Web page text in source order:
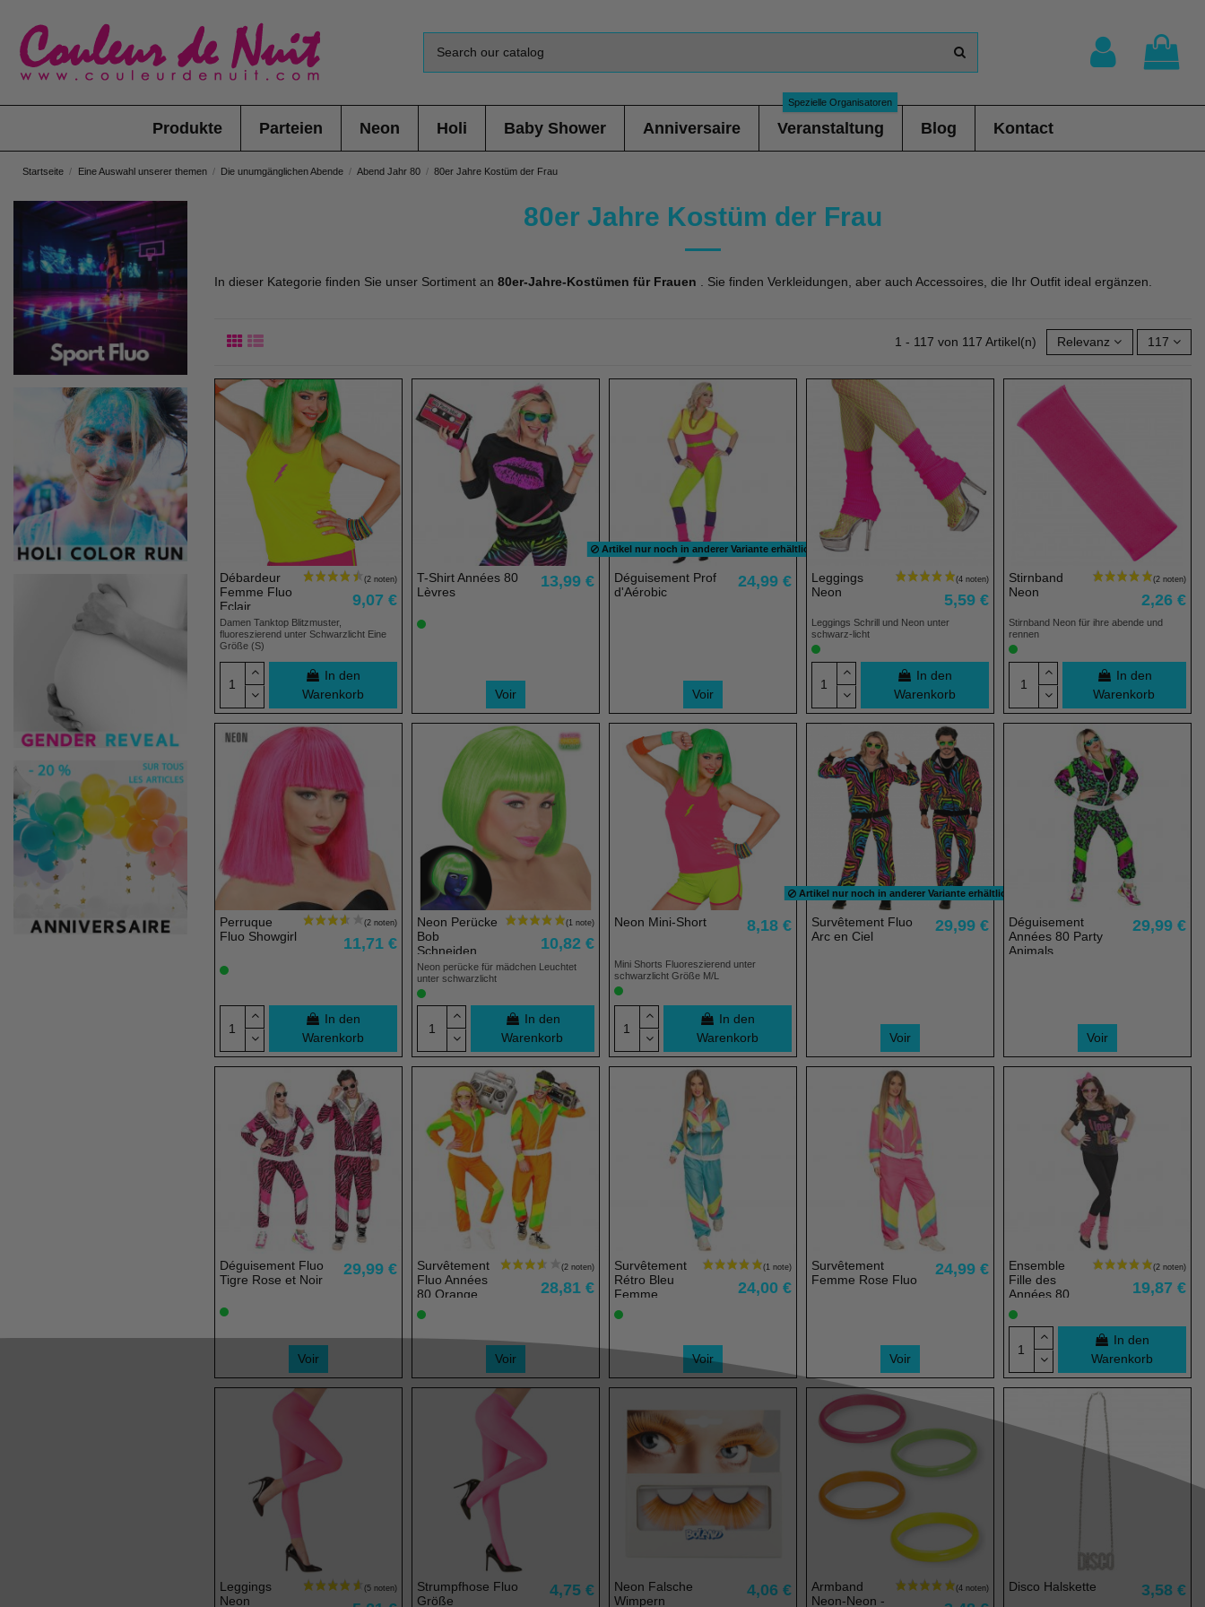
Produkte Parteien Neon Holi Baby Shower Anniversaire Veranstaltung
Spezielle Organisatoren
Blog Kontact
Startseite Eine Auswahl unserer themen Die unumgänglichen Abende Abend Jahr 80 80er Jahre Kostüm der Frau
80er Jahre Kostüm der Frau
In dieser Kategorie finden Sie unser Sortiment an 80er-Jahre-Kostümen für Frauen . Sie finden Verkleidungen, aber auch Accessoires, die Ihr Outfit ideal ergänzen.
1 - 117 von 117 Artikel(n) Relevanz 117
Débardeur
Femme Fluo
Eclair
9,07 €
Damen Tanktop Blitzmuster,
fluoreszierend unter Schwarzlicht Eine
Größe (S)
In den
Warenkorb
T-Shirt Années 80
Lèvres
13,99 €
Voir
Artikel nur noch in anderer Variante erhältlich
Déguisement Prof
d'Aérobic
24,99 €
Voir
Leggings
Neon
5,59 €
Leggings Schrill und Neon unter
schwarz-licht
In den
Warenkorb
Stirnband
Neon
2,26 €
Stirnband Neon für ihre abende und
rennen
In den
Warenkorb
Perruque
Fluo Showgirl
(2 noten)
11,71 €
In den
Warenkorb
Neon Perücke
Bob
Schneiden
(1 note)
10,82 €
Neon perücke für mädchen Leuchtet
unter schwarzlicht
In den
Warenkorb
Neon Mini-Short 8,18 €
Mini Shorts Fluoreszierend unter
schwarzlicht Größe M/L
In den
Warenkorb
Artikel nur noch in anderer Variante erhältlich
Survêtement Fluo
Arc en Ciel
29,99 €
Voir
Déguisement
Années 80 Party
Animals
29,99 €
Voir
Déguisement Fluo
Tigre Rose et Noir
29,99 €
Voir
Survêtement
Fluo Années
80 Orange
28,81 €
Voir
Survêtement
Rétro Bleu
Femme
24,00 €
Voir
Survêtement
Femme Rose Fluo
24,99 €
Voir
Ensemble
Fille des
Années 80
19,87 €
In den
Warenkorb
Leggings
Neon
Strumpfhose Fluo
Größe
4,75 €
Neon Falsche
Wimpern
4,06 €
Armband
Neon-Neon -
Disco Halskette 3,58 €